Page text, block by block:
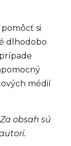
si
dlhodobo
médií
obsah sú